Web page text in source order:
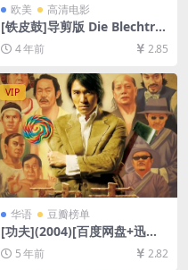
欧美 高清电影
[铁皮鼓]导剪版 Die Blechtro
mmel (1979)[百度网盘+迅雷
云盘资源1080P超清未删减]
[MP4/10GB][中文字幕]
4 年前 2.85
VIP
华语 豆瓣榜单
[功夫](2004)[百度网盘+迅雷
云盘资源1080P超清未删减]
[MP4/6.4GB][粤语中字]
5 年前 2.82